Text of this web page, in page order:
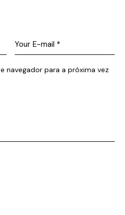
navegador para a próxima vez